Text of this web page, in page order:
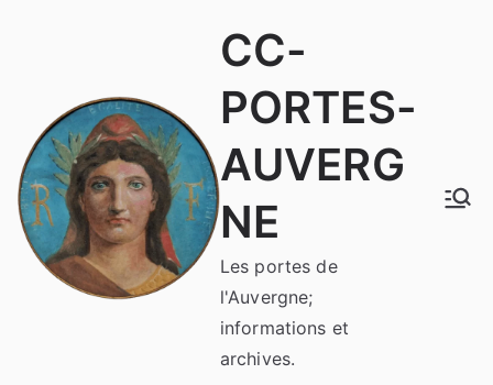
CC-
PORTES-
AUVERG
NE
Les portes de
l'Auvergne;
informations et
archives.